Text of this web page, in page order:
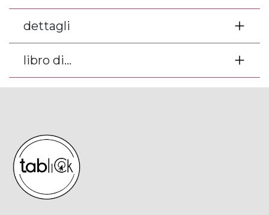
dettagli
libro di...